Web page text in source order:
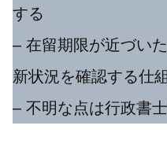
する
– 在留期限が近づい
新状況を確認する仕
– 不明な点は行政書